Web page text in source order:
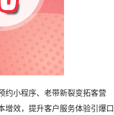
约小程序、老带新裂变拓客营
增效，提升客户服务体验引爆口